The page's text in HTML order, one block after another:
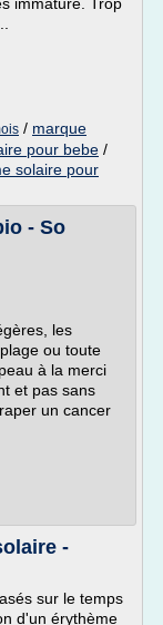
/ marque
pour bebe /
solaire pour
- So
les
ou toute
à la merci
et pas sans
un cancer
-
sur le temps
d'un érythème